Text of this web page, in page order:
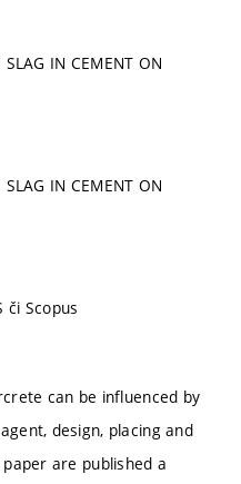
SLAG IN CEMENT ON
SLAG IN CEMENT ON
či Scopus
can be influenced by
design, placing and
are published a